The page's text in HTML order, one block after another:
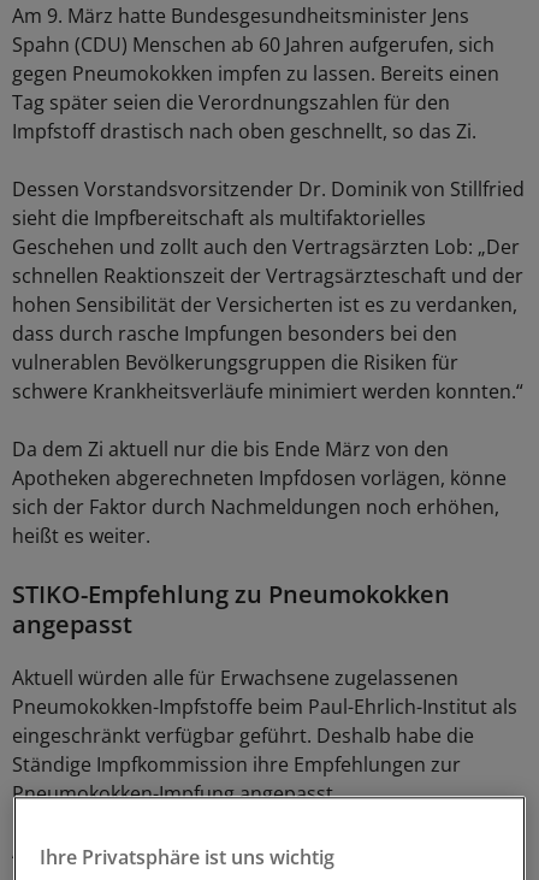
Am 9. März hatte Bundesgesundheitsminister Jens
Spahn (CDU) Menschen ab 60 Jahren aufgerufen, sich
gegen Pneumokokken impfen zu lassen. Bereits einen
Tag später seien die Verordnungszahlen für den
Impfstoff drastisch nach oben geschnellt, so das Zi.
Dessen Vorstandsvorsitzender Dr. Dominik von Stillfried
sieht die Impfbereitschaft als multifaktorielles
Geschehen und zollt auch den Vertragsärzten Lob: „Der
schnellen Reaktionszeit der Vertragsärzteschaft und der
hohen Sensibilität der Versicherten ist es zu verdanken,
dass durch rasche Impfungen besonders bei den
vulnerablen Bevölkerungsgruppen die Risiken für
schwere Krankheitsverläufe minimiert werden konnten.“
Da dem Zi aktuell nur die bis Ende März von den
Apotheken abgerechneten Impfdosen vorlägen, könne
sich der Faktor durch Nachmeldungen noch erhöhen,
heißt es weiter.
STIKO-Empfehlung zu Pneumokokken
angepasst
Aktuell würden alle für Erwachsene zugelassenen
Pneumokokken-Impfstoffe beim Paul-Ehrlich-Institut als
eingeschränkt verfügbar geführt. Deshalb habe die
Ständige Impfkommission ihre Empfehlungen zur
Pneumokokken-Impfung angepasst.
Aufgrund der eingeschränkten Lieferfähigkeit der
Ihre Privatsphäre ist uns wichtig